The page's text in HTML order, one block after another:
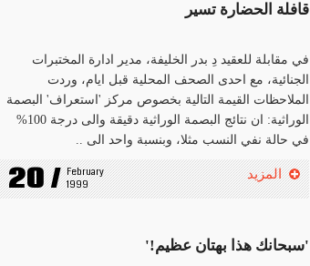
قافلة الحضارة تسير
في مقابلة للعقيد دِ بدر الخليفة، مدير ادارة المختبرات
الجنائية، مع احدى الصحف المحلية قبل ايام، وردت
الملاحظات القيمة التالية بخصوص مركز 'استعراف' البصمة
الوراثية: ان نتائج البصمة الوراثية دقيقة والى درجة 100%
في حالة نفي النسب مثلا، وبنسبة واحد الى ..
20 / February
1999
المزيد
'سبحانك هذا بهتان عظيم!'